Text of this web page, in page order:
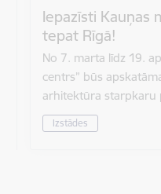
Iepazīsti Kauņas
tepat Rīgā!
No 7. marta līdz 19.
centrs” būs
arhitektūra starpkaru
Izstādes